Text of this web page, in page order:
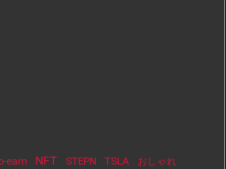
earn NFT STEPN TSLA おしゃれ